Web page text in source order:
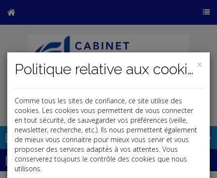
Base documentaire
Dépêches
×
Politique relative aux cookies
Comme tous les sites de confiance, ce site utilise des
cookies. Les cookies vous permettent de vous connecter
en tout sécurité, de sauvegarder vos préférences (veille,
newsletter, recherche, etc.). Ils nous permettent également
de mieux vous connaitre pour mieux vous servir et vous
proposer des services adaptés à vos attentes. Vous
conserverez toujours le contrôle des cookies que nous
utilisons.